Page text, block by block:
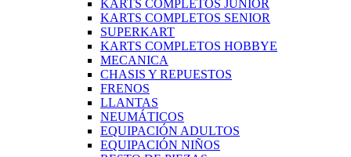
KARTS COMPLETOS JUNIOR
KARTS COMPLETOS SENIOR
SUPERKART
KARTS COMPLETOS HOBBYE
MECANICA
CHASIS Y REPUESTOS
FRENOS
LLANTAS
NEUMÁTICOS
EQUIPACIÓN ADULTOS
EQUIPACIÓN NIÑOS